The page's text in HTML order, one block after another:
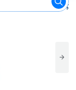
Coloração